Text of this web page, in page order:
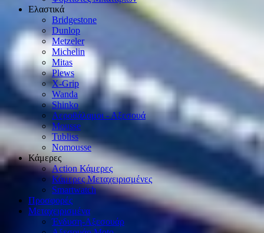
Ελαστικά
Bridgestone
Dunlop
Metzeler
Michelin
Mitas
Plews
X-Grip
Wanda
Shinko
Αεροθάλαμοι - Αξεσουά
Mousse
Tubliss
Nomousse
Κάμερες
Action Κάμερες
Κάμερες Μεταχειρισμένες
Smartwatch
Προσφορές
Μεταχειρισμένα
Ένδυση-Αξεσουάρ